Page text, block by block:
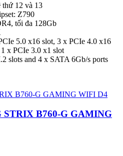
thứ 12 và 13
Z790
tối đa 128Gb
5.0 x16 slot, 3 x PCIe 4.0 x16
x PCIe 3.0 x1 slot
slots and 4 x SATA 6Gb/s ports
STRIX B760-G GAMING